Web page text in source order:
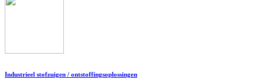
Industrieel stofzuigen / ontstoffingsoplossingen